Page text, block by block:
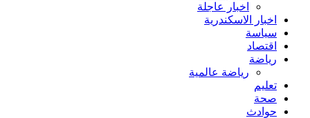
اخبار عاجلة
اخبار الاسكندرية
سياسة
اقتصاد
رياضة
رياضة عالمية
تعليم
صحة
حوادث